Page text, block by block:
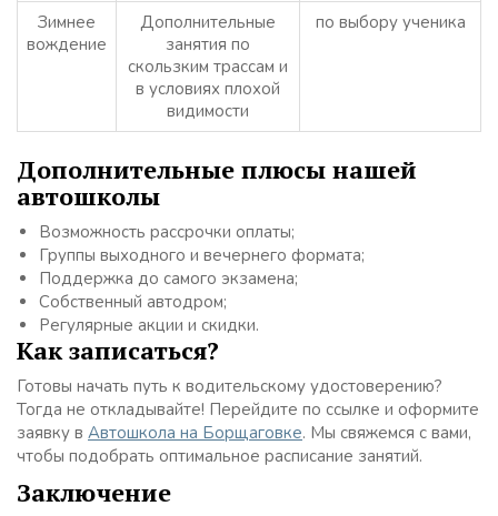
Зимнее
вождение
Дополнительные
занятия по
скользким трассам и
в условиях плохой
видимости
по выбору ученика
Дополнительные плюсы нашей
автошколы
Возможность рассрочки оплаты;
Группы выходного и вечернего формата;
Поддержка до самого экзамена;
Собственный автодром;
Регулярные акции и скидки.
Как записаться?
Готовы начать путь к водительскому удостоверению?
Тогда не откладывайте! Перейдите по ссылке и оформите
заявку в Автошкола на Борщаговке. Мы свяжемся с вами,
чтобы подобрать оптимальное расписание занятий.
Заключение